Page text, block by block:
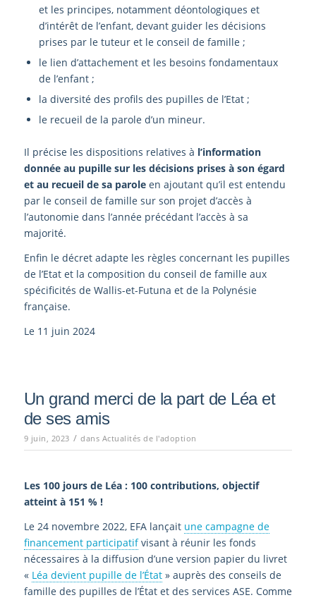
et les principes, notamment déontologiques et
d’intérêt de l’enfant, devant guider les décisions
prises par le tuteur et le conseil de famille ;
le lien d’attachement et les besoins fondamentaux
de l’enfant ;
la diversité des profils des pupilles de l’Etat ;
le recueil de la parole d’un mineur.
Il précise les dispositions relatives à l’information
donnée au pupille sur les décisions prises à son égard
et au recueil de sa paroleen ajoutant qu’il est entendu
par le conseil de famille sur son projet d’accès à
l’autonomie dans l’année précédant l’accès à sa
majorité.
Enfin le décret adapte les règles concernant les pupilles
de l’Etat et la composition du conseil de famille aux
spécificités de Wallis-et-Futuna et de la Polynésie
française.
Le 11 juin 2024
Un grand merci de la part de Léa et
de ses amis
9 juin, 2023 / dans Actualités de l'adoption
Les 100 jours de Léa : 100 contributions, objectif
atteint à 151 % !
Le 24 novembre 2022, EFA lançait une campagne de
financement participatifvisant à réunir les fonds
nécessaires à la diffusion d’une version papier du livret
« Léa devient pupille de l’État» auprès des conseils de
famille des pupilles de l’État et des services ASE. Comme